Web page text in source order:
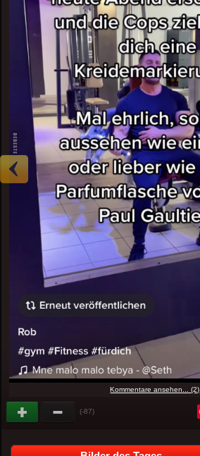
Kommentare ansehen... (2)
(-87)